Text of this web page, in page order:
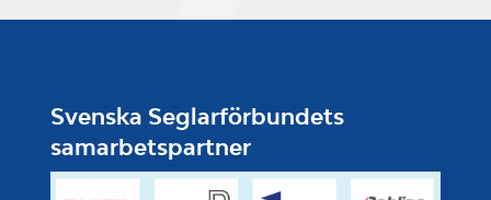
Svenska Seglarförbundets
samarbetspartner